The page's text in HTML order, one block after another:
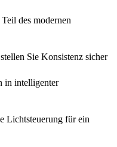
des modernen
Sie Konsistenz sicher
in intelligenter
Lichtsteuerung für ein